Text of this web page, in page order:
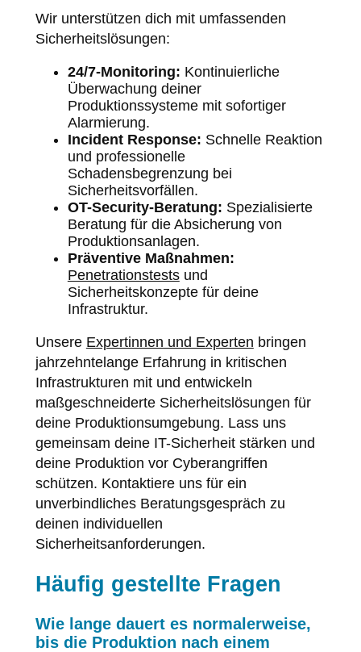
Wir unterstützen dich mit umfassenden
Sicherheitslösungen:
24/7-Monitoring: Kontinuierliche
Überwachung deiner
Produktionssysteme mit sofortiger
Alarmierung.
Incident Response: Schnelle Reaktion
und professionelle
Schadensbegrenzung bei
Sicherheitsvorfällen.
OT-Security-Beratung: Spezialisierte
Beratung für die Absicherung von
Produktionsanlagen.
Präventive Maßnahmen:
Penetrationstestsund
Sicherheitskonzepte für deine
Infrastruktur.
Unsere Expertinnen und Experten bringen
jahrzehntelange Erfahrung in kritischen
Infrastrukturen mit und entwickeln
maßgeschneiderte Sicherheitslösungen für
deine Produktionsumgebung. Lass uns
gemeinsam deine IT-Sicherheit stärken und
deine Produktion vor Cyberangriffen
schützen. Kontaktiere uns für ein
unverbindliches Beratungsgespräch zu
deinen individuellen
Sicherheitsanforderungen.
Häufig gestellte Fragen
Wie lange dauert es normalerweise,
bis die Produktion nach einem